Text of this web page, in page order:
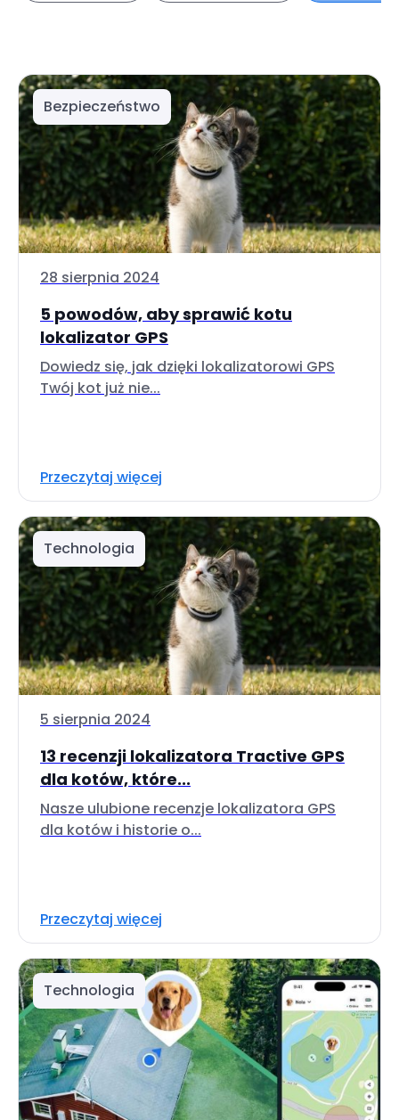
Bezpieczeństwo
28 sierpnia 2024
5 powodów, aby sprawić kotu
lokalizator GPS
Dowiedz się, jak dzięki lokalizatorowi GPS
Twój kot już nie...
Przeczytaj więcej
Technologia
5 sierpnia 2024
13 recenzji lokalizatora Tractive GPS
dla kotów, które...
Nasze ulubione recenzje lokalizatora GPS
dla kotów i historie o...
Przeczytaj więcej
Technologia